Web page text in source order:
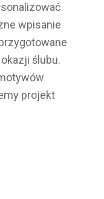
wpisanie
ślubu.
projekt